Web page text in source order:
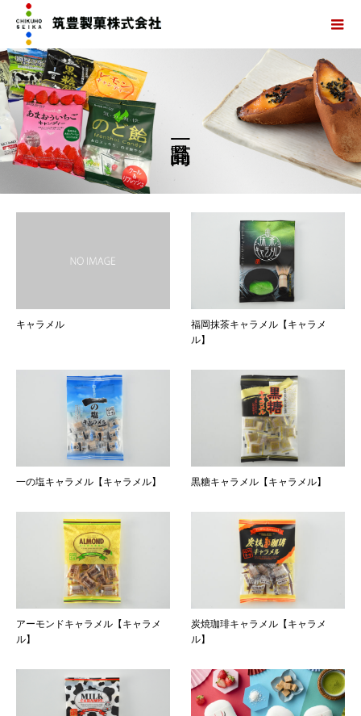
キャラメル
福岡抹茶キャラメル【キャラメ
ル】
一の塩キャラメル【キャラメル】 黒糖キャラメル【キャラメル】
アーモンドキャラメル【キャラメ
ル】
炭焼珈琲キャラメル【キャラメ
ル】